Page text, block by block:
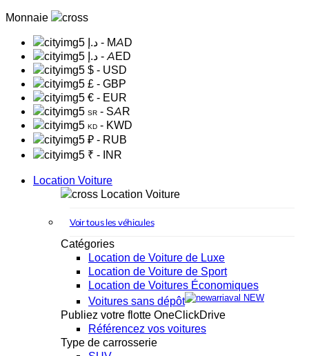
Monnaie
د.إ - MAD
د.إ - AED
$ - USD
£ - GBP
€ - EUR
SR - SAR
KD - KWD
₽ - RUB
₹ - INR
Location Voiture
Location Voiture
Voir tous les véhicules
Catégories
Location de Voiture de Luxe
Location de Voiture de Sport
Location de Voitures Économiques
Voitures sans dépôt
NEW
Publiez votre flotte OneClickDrive
Référencez vos voitures
Type de carrosserie